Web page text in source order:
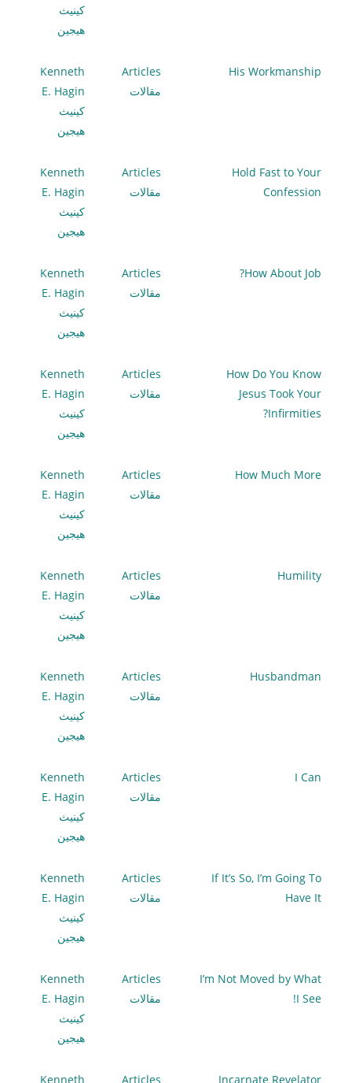
كينيث
هيجين
His Workmanship
Articles
مقالات
Kenneth
E. Hagin
كينيث
هيجين
Hold Fast to Your
Confession
Articles
مقالات
Kenneth
E. Hagin
كينيث
هيجين
How About Job?
Articles
مقالات
Kenneth
E. Hagin
كينيث
هيجين
How Do You Know
Jesus Took Your
Infirmities?
Articles
مقالات
Kenneth
E. Hagin
كينيث
هيجين
How Much More
Articles
مقالات
Kenneth
E. Hagin
كينيث
هيجين
Humility
Articles
مقالات
Kenneth
E. Hagin
كينيث
هيجين
Husbandman
Articles
مقالات
Kenneth
E. Hagin
كينيث
هيجين
I Can
Articles
مقالات
Kenneth
E. Hagin
كينيث
هيجين
If It’s So, I’m Going To
Have It
Articles
مقالات
Kenneth
E. Hagin
كينيث
هيجين
I’m Not Moved by What
I See!
Articles
مقالات
Kenneth
E. Hagin
كينيث
هيجين
Incarnate Revelator
Articles
Kenneth